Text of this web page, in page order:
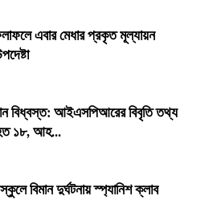
এবার মেধার প্রকৃত মূল্যায়ন
বিধ্বস্ত: আইএসপিআরের বিবৃতি তথ্য
১৮, আহ...
বিমান দুর্ঘটনায় স্প্যানিশ ক্লাব